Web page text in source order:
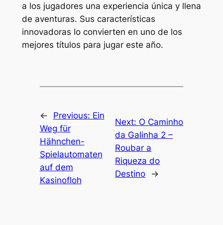
a los jugadores una experiencia única y llena
de aventuras. Sus características
innovadoras lo convierten en uno de los
mejores títulos para jugar este año.
← Previous: Ein
Weg für
Hähnchen-
Spielautomaten
auf dem
Kasinofloh
Next: O Caminho
da Galinha 2 –
Roubar a
Riqueza do
Destino
→